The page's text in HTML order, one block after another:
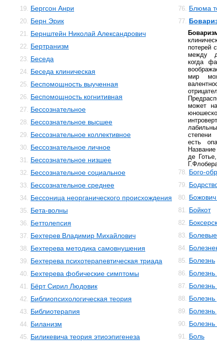
19. Бергсон Анри
20. Берн Эрик
21. Бернштейн Николай Александрович
22. Бертранизм
23. Беседа
24. Беседа клиническая
25. Беспомощность выученная
26. Беспомощность когнитивная
27. Бессознательное
28. Бессознательное высшее
29. Бессознательное коллективное
30. Бессознательное личное
31. Бессознательное низшее
32. Бессознательное социальное
33. Бессознательное среднее
34. Бессоница неорганического происхождения
35. Бета-волны
36. Беттолепсия
37. Бехтерев Владимир Михайлович
38. Бехтерева методика самовнушения
39. Бехтерева психотерапевтическая триада
40. Бехтерева фобические симптомы
41. Бёрт Сирил Людовик
42. Библиопсихологическая теория
43. Библиотерапия
44. Биланизм
45. Биликевича теория этиоэпигенеза
76. Блюма
77.
потерей
между
когда
мир
может
степени
есть
де
78. Бого-
79.
80.
81. Бойкот
82.
83.
84.
85. Болезнь
86.
87.
88.
89.
90.
91. Боль